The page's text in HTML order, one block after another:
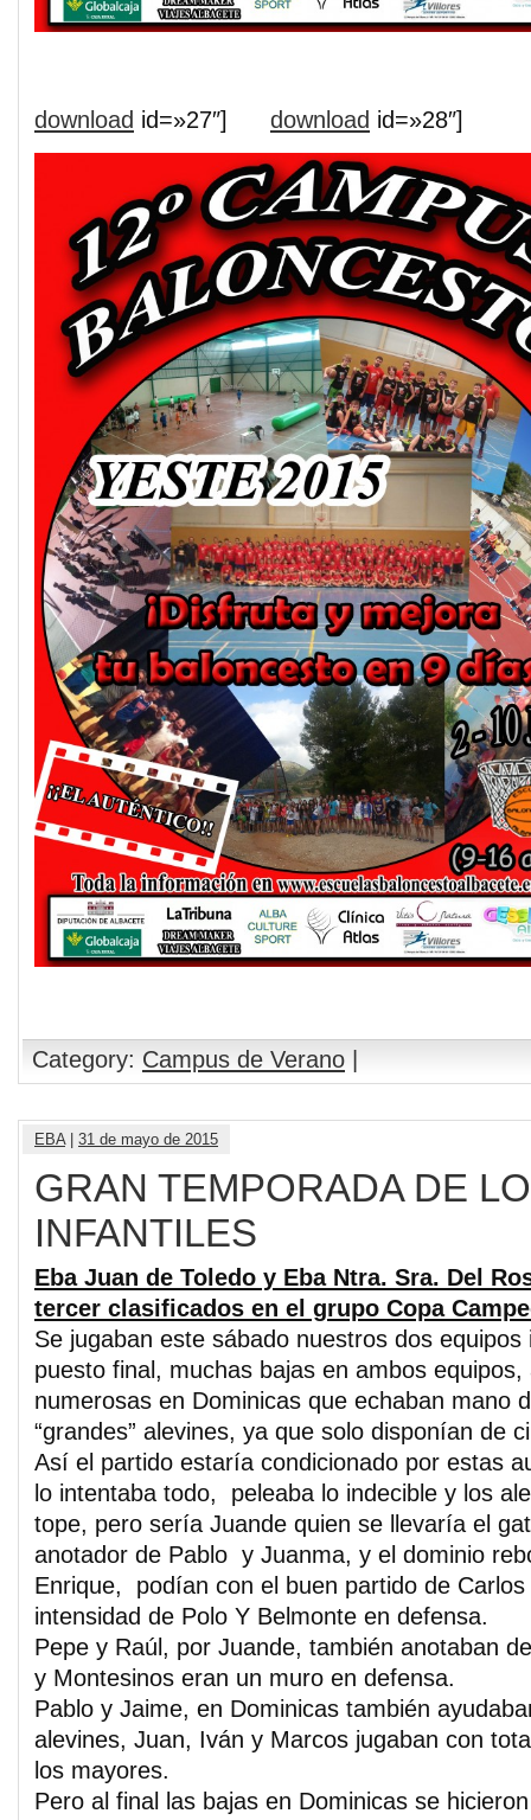
download id=»27″] download id=»28″]
Category: Campus de Verano
EBA 31 de mayo de 2015
GRAN TEMPORADA DE
INFANTILES
Eba Juan de Toledo y Eba Ntra. Sra. Del
tercer clasificados en el grupo Copa
Se jugaban este sábado nuestros dos equipos
puesto final, muchas bajas en ambos
numerosas en Dominicas que echaban mano
“grandes” alevines, ya que solo disponían de
Así el partido estaría condicionado por estas
lo intentaba todo, peleaba lo indecible y los
tope, pero sería Juande quien se llevaría el
anotador de Pablo y Juanma, y el dominio
Enrique, podían con el buen partido de Carlos
intensidad de Polo Y Belmonte en defensa.
Pepe y Raúl, por Juande, también anotaban
y Montesinos eran un muro en defensa.
Pablo y Jaime, en Dominicas también
alevines, Juan, Iván y Marcos jugaban con
los mayores.
Pero al final las bajas en Dominicas se